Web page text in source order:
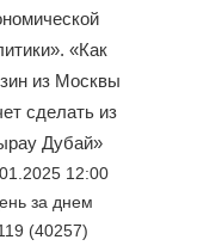
«Как
из Москвы
сделать из
Дубай»
12:00
за днем
(40257)